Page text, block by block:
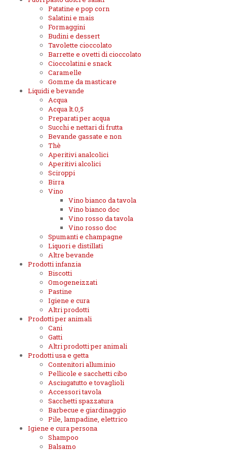
Patatine e pop corn
Salatini e mais
Formaggini
Budini e dessert
Tavolette cioccolato
Barrette e ovetti di cioccolato
Cioccolatini e snack
Caramelle
Gomme da masticare
Liquidi e bevande
Acqua
Acqua lt.0,5
Preparati per acqua
Succhi e nettari di frutta
Bevande gassate e non
Thè
Aperitivi analcolici
Aperitivi alcolici
Sciroppi
Birra
Vino
Vino bianco da tavola
Vino bianco doc
Vino rosso da tavola
Vino rosso doc
Spumanti e champagne
Liquori e distillati
Altre bevande
Prodotti infanzia
Biscotti
Omogeneizzati
Pastine
Igiene e cura
Altri prodotti
Prodotti per animali
Cani
Gatti
Altri prodotti per animali
Prodotti usa e getta
Contenitori alluminio
Pellicole e sacchetti cibo
Asciugatutto e tovaglioli
Accessori tavola
Sacchetti spazzatura
Barbecue e giardinaggio
Pile, lampadine, elettrico
Igiene e cura persona
Shampoo
Balsamo